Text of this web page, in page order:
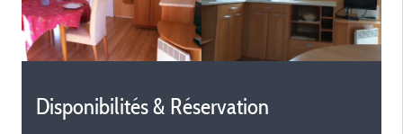
Disponibilités & Réservation